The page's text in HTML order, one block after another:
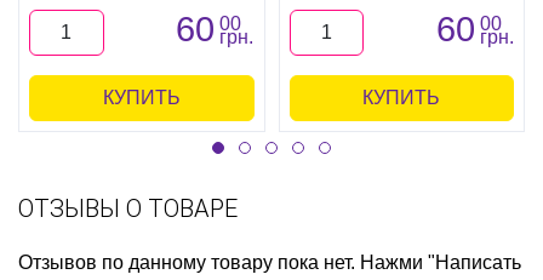
60 00
грн.
КУПИТЬ
60 00
грн.
КУПИТЬ
ОТЗЫВЫ О ТОВАРЕ
Отзывов по данному товару пока нет. Нажми "Написать